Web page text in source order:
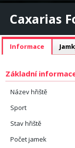
Caxarias
Informace
Základní
Název hřiště
Sport
Stav hřiště
Počet jamek